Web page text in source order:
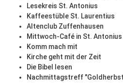
Lesekreis St. Antonius
Kaffeestüble St. Laurentius
Altenclub Zuffenhausen
Mittwoch-Café in St. Antonius
Komm mach mit
Kirche geht mit der Zeit
Die Bibel lesen
Nachmittagstreff